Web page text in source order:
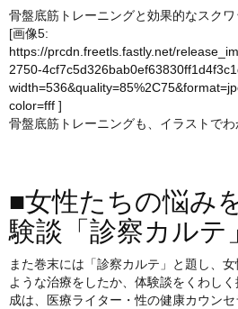
骨盤底筋トレーニングと効果的なスクワ
[画像5:
https://prcdn.freetls.fastly.net/
2750-
color=fff ]
骨盤底筋トレーニングも、イラストで
■女性たちの悩み
験談「診察カルテ
また巻末には「診察カルテ」と題し、
ような治療をしたか、体験談をくわし
成は、医療ライター・性の健康カウンセ